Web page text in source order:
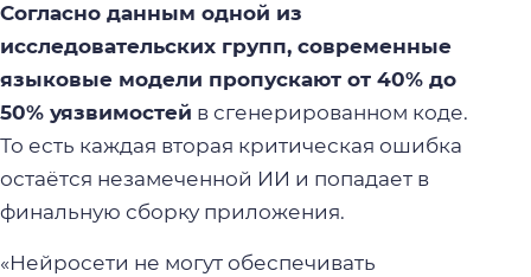
Согласно данным одной из
исследовательских групп, современные
языковые модели пропускают от 40% до
50% уязвимостей в сгенерированном коде.
То есть каждая вторая критическая ошибка
остаётся незамеченной ИИ и попадает в
финальную сборку приложения.
«Нейросети не могут обеспечивать